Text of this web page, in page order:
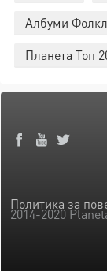
Албуми
Планета Топ
Политика за
2014-2020